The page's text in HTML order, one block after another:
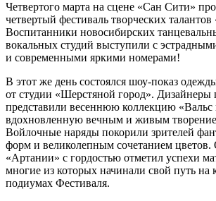
Четвертого марта на сцене «Сан Сити»
четвертый фестиваль творческих
Воспитанники новосибирских
вокальных студий выступили с
и современными яркими номерами!
В этот же день состоялся шоу-показ
от студии «Шерстяной город». Дизайнеры
представили весеннюю коллекцию «Вальс
вдохновленную вечным и живым
Войлочные наряды покорили зрителей
форм и великолепным сочетанием цветов.
«Артании» с гордостью отметил успехи
многие из которых начинали свой путь на
подиумах Фестиваля.